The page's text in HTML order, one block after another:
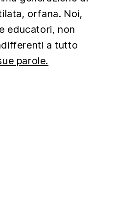
orfana. Noi,
educatori, non
a tutto
parole.